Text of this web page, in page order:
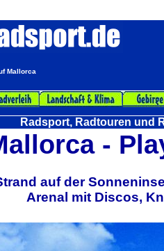
Mallorca
Radsport, Radtouren und
-
auf der
Arenal mit Discos,